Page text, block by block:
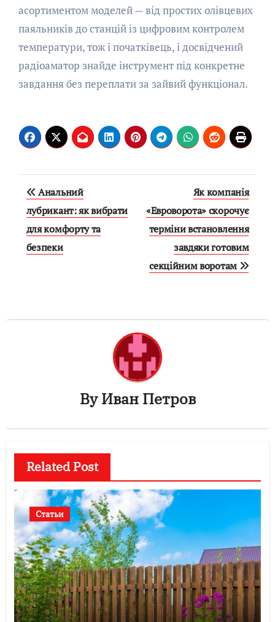
асортиментом моделей — від простих олівцевих
паяльників до станцій із цифровим контролем
температури, тож і початківець, і досвідчений
радіоаматор знайде інструмент під конкретне
завдання без переплати за зайвий функціонал.
Навигация
по
записям
Анальний
лубрикант: як вибрати
для комфорту та
безпеки
Як компанія
«Евроворота» скорочує
терміни встановлення
завдяки готовим
секційним воротам
ByИван Петров
Related Post
Статьи